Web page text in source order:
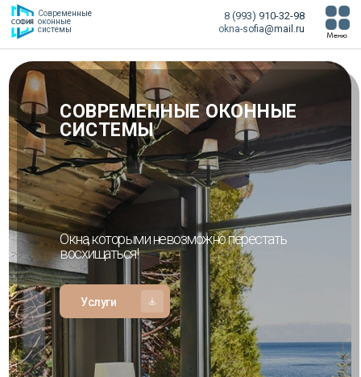
СОФИЯ
Современные
оконные
системы
8 (993) 910-32-98
okna-sofia@mail.ru Меню
СОВРЕМЕННЫЕ ОКОННЫЕ
СИСТЕМЫ
Услуги
Окна, которыми невозможно перестать
восхищаться!